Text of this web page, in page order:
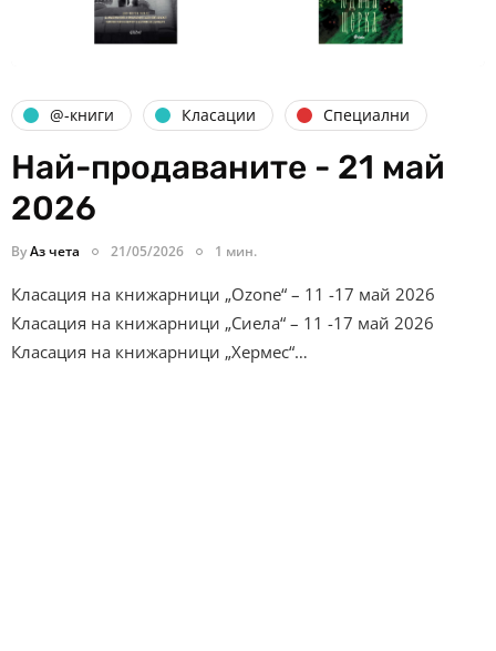
@-книги Класации Специални
Най-продаваните - 21 май
2026
ByАз чета 21/05/2026 1 мин.
Класация на книжарници „Ozone“ – 11 -17 май 2026
Класация на книжарници „Сиела“ – 11 -17 май 2026
Класация на книжарници „Хермес“…